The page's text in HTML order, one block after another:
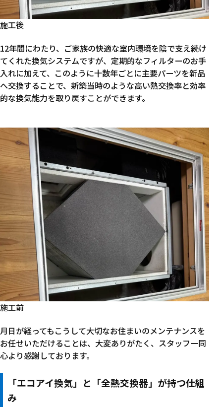
施工後
12年間にわたり、ご家族の快適な室内環境を陰で支え続け
てくれた換気システムですが、定期的なフィルターのお手
入れに加えて、このように十数年ごとに主要パーツを新品
へ交換することで、新築当時のような高い熱交換率と効率
的な換気能力を取り戻すことができます。
施工前
月日が経ってもこうして大切なお住まいのメンテナンスを
お任せいただけることは、大変ありがたく、スタッフ一同
心より感謝しております。
「エコアイ換気」と「全熱交換器」が持つ仕組
み